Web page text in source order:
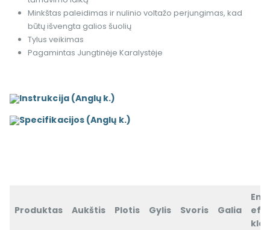
Minkštas paleidimas ir nulinio voltažo perjungimas, kad
būtų išvengta galios šuolių
Tylus veikimas
Pagamintas Jungtinėje Karalystėje
Instrukcija (Anglų k.)
Specifikacijos (Anglų k.)
Produktas Aukštis Plotis Gylis Svoris Galia